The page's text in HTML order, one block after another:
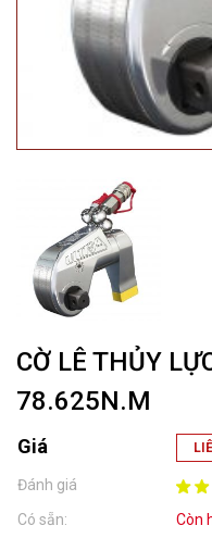
CỜ LÊ THỦY
78.625N.M
Giá
Đánh giá
Có sẵn:
Còn